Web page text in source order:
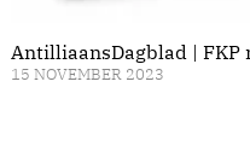
AntilliaansDagblad |
15 NOVEMBER 2023